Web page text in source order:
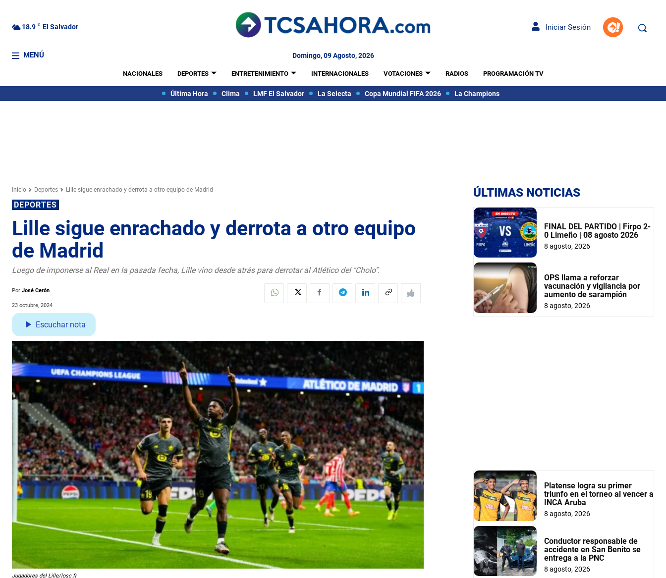
18.9 C El Salvador Iniciar Sesión
MENÚ Domingo, 09 Agosto, 2026
NACIONALES DEPORTES ENTRETENIMIENTO INTERNACIONALES VOTACIONES RADIOS PROGRAMACIÓN TV
Última Hora Clima LMF El Salvador La Selecta Copa Mundial FIFA 2026 La Champions
Inicio Deportes Lille sigue enrachado y derrota a otro equipo de Madrid
DEPORTES
Lille sigue enrachado y derrota a otro equipo
de Madrid
Luego de imponerse al Real en la pasada fecha, Lille vino desde atrás para derrotar al Atlético del "Cholo".
Por José Cerón
23 octubre, 2024
Escuchar nota
Jugadores del Lille/losc.fr
ÚLTIMAS NOTICIAS
FINAL DEL PARTIDO | Firpo 2-
0 Limeño | 08 agosto 2026
8 agosto, 2026
OPS llama a reforzar
vacunación y vigilancia por
aumento de sarampión
8 agosto, 2026
Platense logra su primer
triunfo en el torneo al vencer a
INCA Aruba
8 agosto, 2026
Conductor responsable de
accidente en San Benito se
entrega a la PNC
8 agosto, 2026